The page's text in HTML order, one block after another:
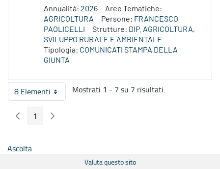
Annualità: 2026
Aree Tematiche:
AGRICOLTURA
Persone: FRANCESCO
PAOLICELLI
Strutture: DIP. AGRICOLTURA,
SVILUPPO RURALE E AMBIENTALE
Tipologia: COMUNICATI STAMPA DELLA
GIUNTA
8 ElementiPer pagina
Mostrati 1 - 7 su 7 risultati.
Pagina Precedente
Pagina
1 Pagina Seguente
Ascolta
Valuta questo sito